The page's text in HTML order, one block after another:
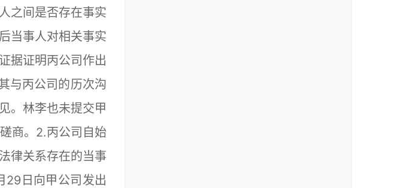
之间是否存在事实
当事人对相关事实
据证明丙公司作出
与丙公司的历次沟
。林李也未提交甲
商。2.丙公司自始
律关系存在的当事
29日向甲公司发出